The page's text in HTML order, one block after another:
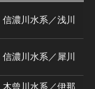
信濃川水系／浅川
信濃川水系／犀川
木曾川水系／伊那